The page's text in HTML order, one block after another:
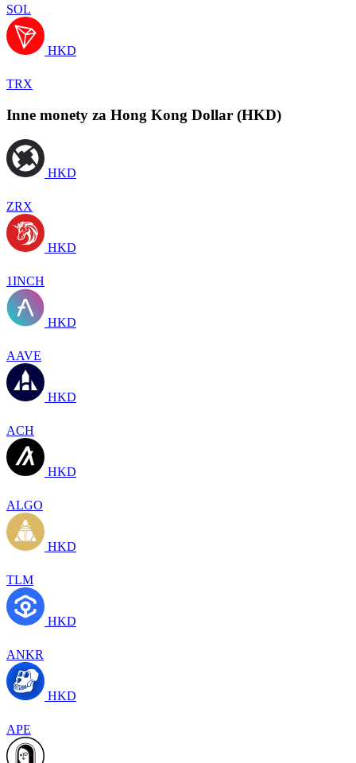
SOL
HKD
TRX
Inne monety za Hong Kong Dollar (HKD)
HKD
ZRX
HKD
1INCH
HKD
AAVE
HKD
ACH
HKD
ALGO
HKD
TLM
HKD
ANKR
HKD
APE